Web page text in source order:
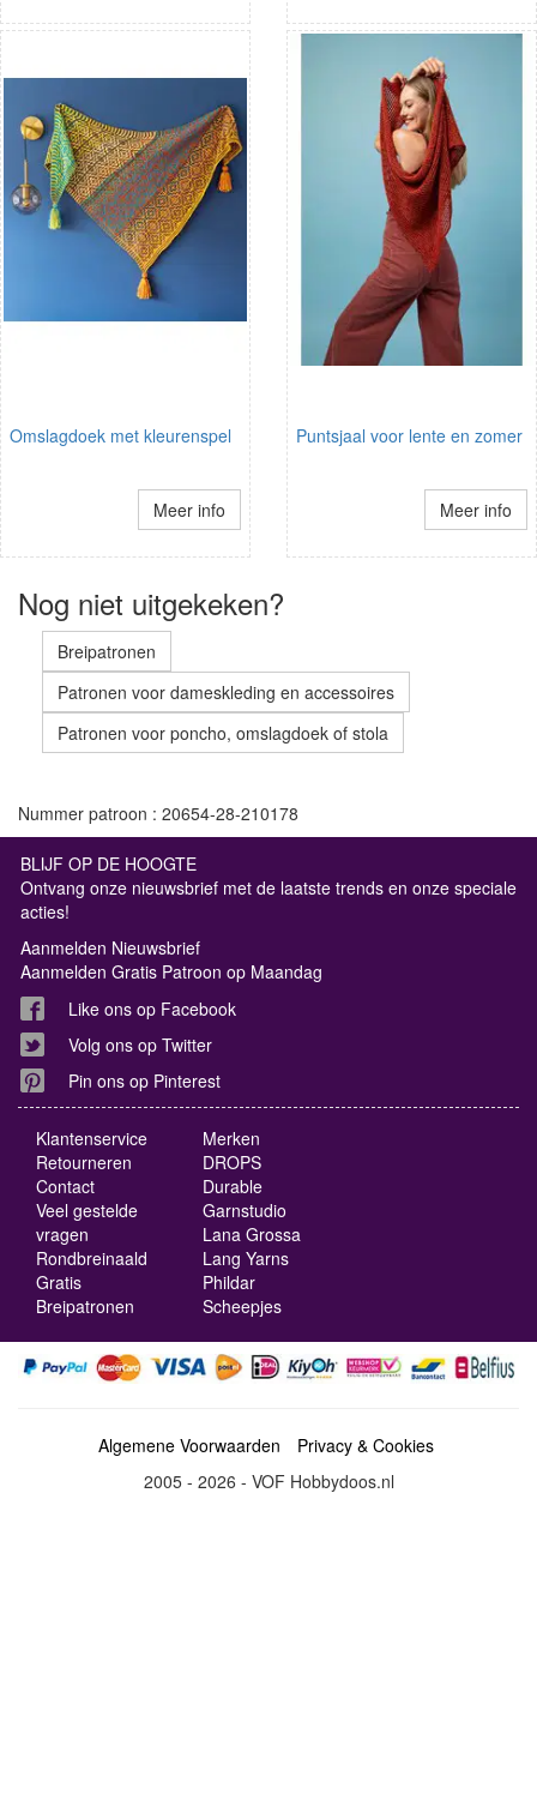
Omslagdoek met kleurenspel
Meer info
Puntsjaal voor lente en zomer
Meer info
Nog niet uitgekeken?
Breipatronen
Patronen voor dameskleding en accessoires
Patronen voor poncho, omslagdoek of stola
Nummer patroon : 20654-28-210178
BLIJF OP DE HOOGTE
Ontvang onze nieuwsbrief met de laatste trends en onze speciale
acties!
Aanmelden Nieuwsbrief
Aanmelden Gratis Patroon op Maandag
Like ons op Facebook
Volg ons op Twitter
Pin ons op Pinterest
Klantenservice
Retourneren
Contact
Veel gestelde
vragen
Rondbreinaald
Gratis
Breipatronen
Merken
DROPS
Durable
Garnstudio
Lana Grossa
Lang Yarns
Phildar
Scheepjes
Algemene Voorwaarden
Privacy & Cookies
2005 - 2026 - VOF Hobbydoos.nl